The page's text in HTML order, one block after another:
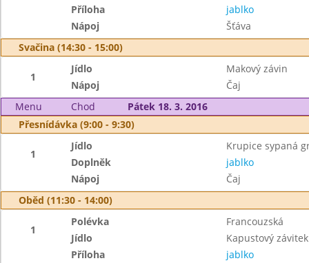
Příloha
jablko
Nápoj
Šťáva
Svačina (14:30 - 15:00)
1
Jídlo
Makový závin
Nápoj
Čaj
Menu
Chod
Pátek 18. 3. 2016
Přesnídávka (9:00 - 9:30)
1
Jídlo
Krupice sypaná
Doplněk
jablko
Nápoj
Čaj
Oběd (11:30 - 14:00)
1
Polévka
Francouzská
Jídlo
Kapustový
Příloha
jablko